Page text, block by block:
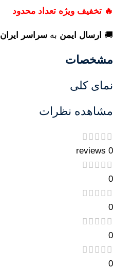
🔥 تخفیف ویژه تعداد محدود
🚚 ارسال ایمن به سراسر ایران
مشخصات
نمای کلی
مشاهده نظرات
0 reviews
0
0
0
0